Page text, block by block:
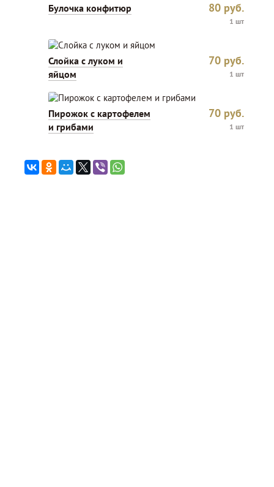
Булочка конфитюр 80 руб.
1 шт
Слойка с луком и
яйцом
70 руб.
1 шт
Пирожок с картофелем
и грибами
70 руб.
1 шт